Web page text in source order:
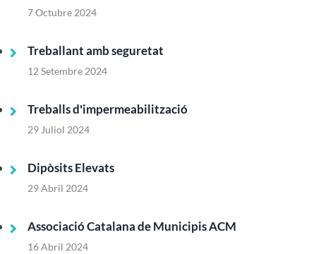
7 Octubre 2024
Treballant amb seguretat
12 Setembre 2024
Treballs d'impermeabilització
29 Juliol 2024
Dipòsits Elevats
29 Abril 2024
Associació Catalana de Municipis ACM
16 Abril 2024